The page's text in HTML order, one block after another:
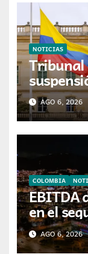
NOTICIAS
Tribunal
AGO 6, 2026
COLOMBIA
EBITDA
en el
avanza
enAGO 6, 2026